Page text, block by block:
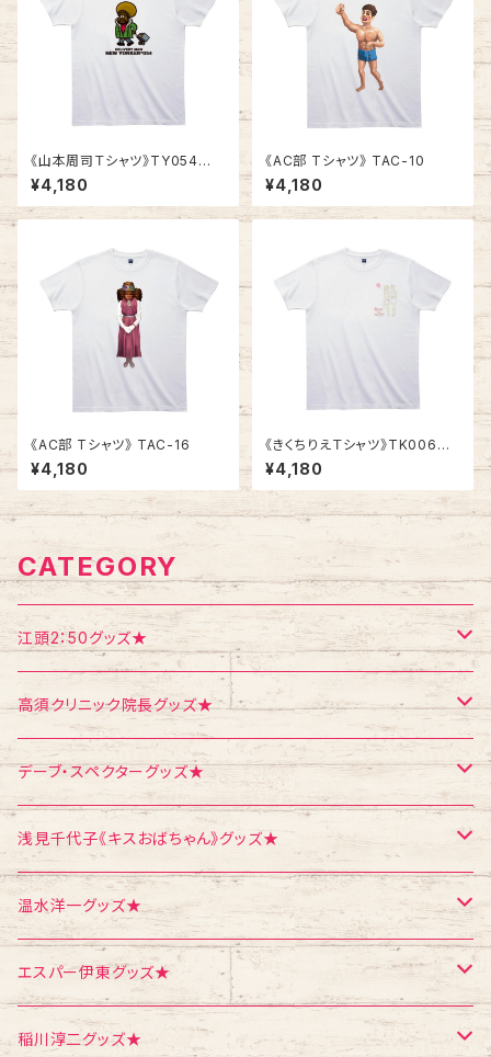
《山本周司Ｔシャツ》TY054
／ DELIVERY MAN
¥4,180
《AC部 Tシャツ》 TAC-10
¥4,180
《AC部 Tシャツ》 TAC-16
¥4,180
《きくちりえＴシャツ》TK006
／ 女の子2人 2
¥4,180
CATEGORY
江頭2：50グッズ★
Tシャツ
エコバッグ
ポストカード
ポスター
クリスマス
お面
高須クリニック院長グッズ★
Tシャツ
ポストカード
シール
メモ帳
CD
デーブ・スペクターグッズ★
ポストカード
浅見千代子《キスおばちゃん》グッズ★
Tシャツ
ポストカード
温水洋一グッズ★
ポスター
ポストカード
エスパー伊東グッズ★
Tシャツ
稲川淳二グッズ★